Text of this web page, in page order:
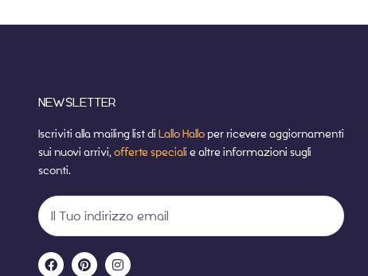
NEWSLETTER
Iscriviti alla mailing list di Lallo Halloper ricevere aggiornamenti
sui nuovi arrivi,offerte speciali e altre informazioni sugli
sconti.